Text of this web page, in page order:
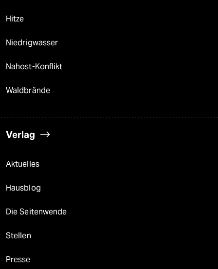
Hitze
Niedrigwasser
Nahost-Konflikt
Waldbrände
Verlag
Aktuelles
Hausblog
Die Seitenwende
Stellen
Presse